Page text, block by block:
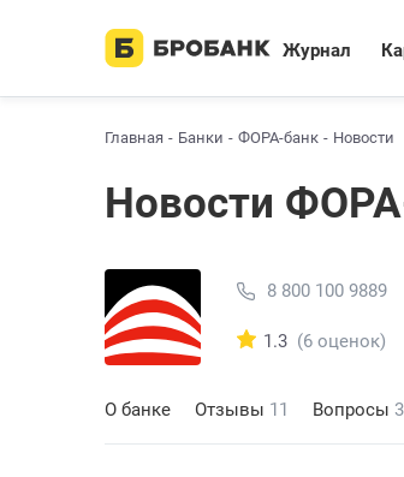
Журнал
Главная Банки ФОРА-банк Новости
Новости
8 800 100 9889
1.3 (6 оценок)
О банке Отзывы 11 Вопросы